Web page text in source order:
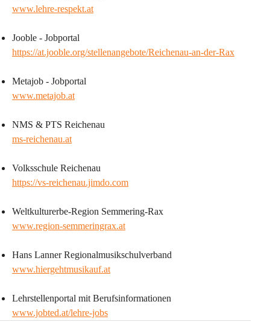
www.lehre-respekt.at
Jooble - Jobportal
https://at.jooble.org/stellenangebote/Reichenau-an-der-Rax
Metajob - Jobportal
www.metajob.at
NMS & PTS Reichenau
ms-reichenau.at
Volksschule Reichenau
https://vs-reichenau.jimdo.com
Weltkulturerbe-Region Semmering-Rax
www.region-semmeringrax.at
Hans Lanner Regionalmusikschulverband
www.hiergehtmusikauf.at
Lehrstellenportal mit Berufsinformationen
www.jobted.at/lehre-jobs